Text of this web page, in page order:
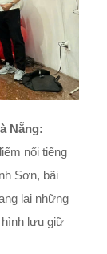
Nẵng:
nổi tiếng
Sơn, bãi
lại những
lưu giữ